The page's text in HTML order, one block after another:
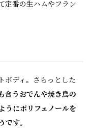
定番の生ハムやフラン
ボディ。さらっとした
合うおでんや焼き鳥の
うにポリフェノールを
です。